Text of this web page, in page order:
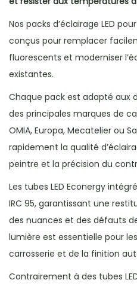
Nos packs d’éclairage LED
conçus pour remplacer
fluorescents et moderniser
existantes.
Chaque pack est adapté aux
des principales marques de
OMIA, Europa, Mecatelier ou
rapidement la qualité
peintre et la précision du
Les tubes LED Econergy
IRC 95, garantissant une
des nuances et des défauts
lumière est essentielle pour
carrosserie et de la finition
Contrairement à des tubes